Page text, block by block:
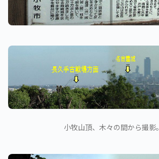
小牧山頂、木々の間から撮影。